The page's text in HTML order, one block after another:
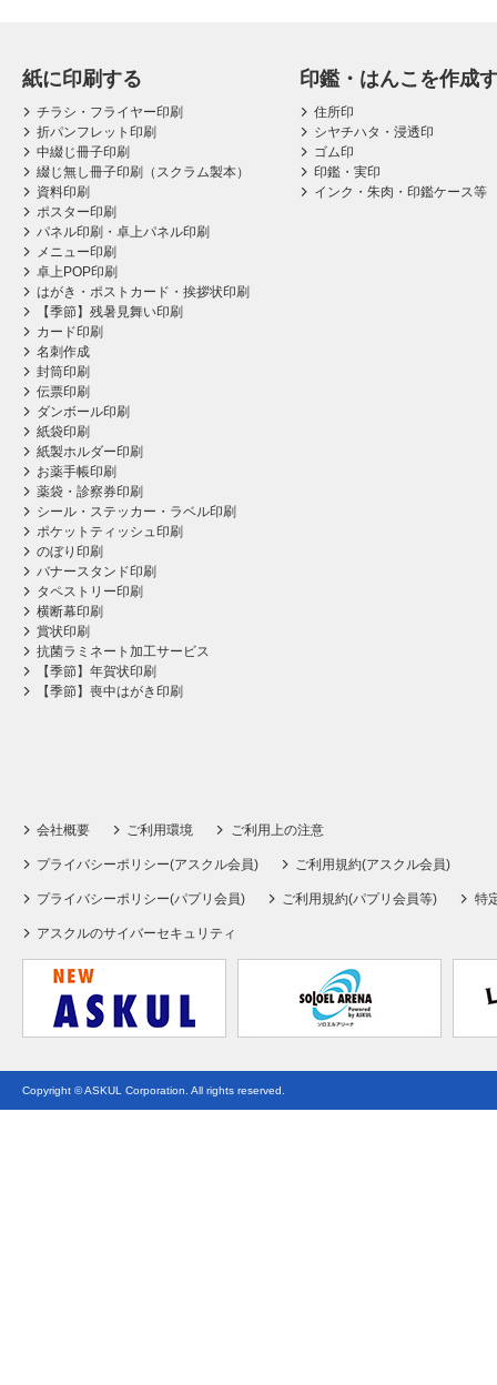
紙に印刷する
チラシ・フライヤー印刷
折パンフレット印刷
中綴じ冊子印刷
綴じ無し冊子印刷（スクラム製本）
資料印刷
ポスター印刷
パネル印刷・卓上パネル印刷
メニュー印刷
卓上POP印刷
はがき・ポストカード・挨拶状印刷
【季節】残暑見舞い印刷
カード印刷
名刺作成
封筒印刷
伝票印刷
ダンボール印刷
紙袋印刷
紙製ホルダー印刷
お薬手帳印刷
薬袋・診察券印刷
シール・ステッカー・ラベル印刷
ポケットティッシュ印刷
のぼり印刷
バナースタンド印刷
タペストリー印刷
横断幕印刷
賞状印刷
抗菌ラミネート加工サービス
【季節】年賀状印刷
【季節】喪中はがき印刷
印鑑・はんこを作成
住所印
シヤチハタ・浸透印
ゴム印
印鑑・実印
インク・朱肉・印鑑ケース等
会社概要 ご利用環境 ご利用上の注意
プライバシーポリシー(アスクル会員) ご利用規約(アスクル会員)
プライバシーポリシー(パプリ会員) ご利用規約(パプリ会員等) 特
アスクルのサイバーセキュリティ
Copyright © ASKUL Corporation. All rights reserved.